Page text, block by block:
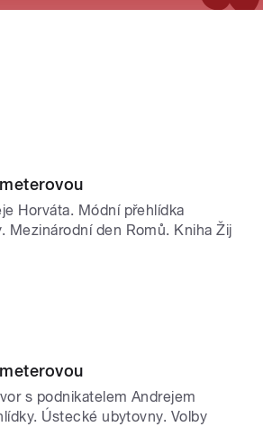
Horváta. Módní přehlídka
Mezinárodní den Romů. Kniha Žij
s podnikatelem Andrejem
Ústecké ubytovny. Volby